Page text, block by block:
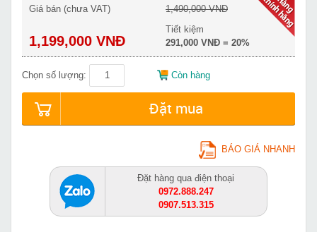
Giá bán (chưa VAT)
1,199,000 VNĐ
1,490,000 VNĐ
Tiết kiệm
291,000 VNĐ = 20%
Chọn số lượng: Còn hàng
Đặt mua
BÁO GIÁ NHANH
Đặt hàng qua điện thoại
0972.888.247
0907.513.315